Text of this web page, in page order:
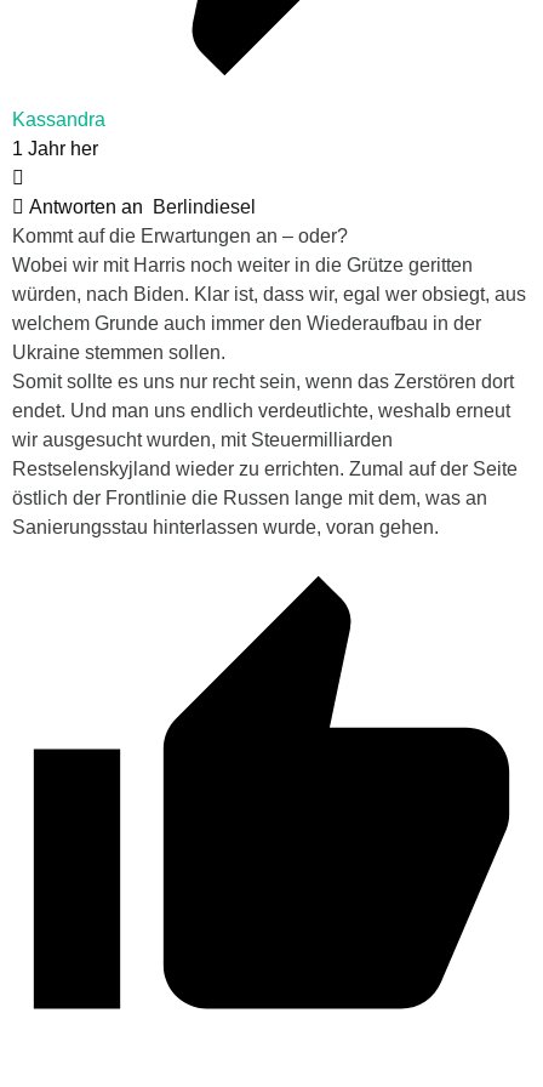
Kassandra
1 Jahr her
Antworten an
Berlindiesel
Kommt auf die Erwartungen an – oder?
Wobei wir mit Harris noch weiter in die Grütze geritten
würden, nach Biden. Klar ist, dass wir, egal wer obsiegt, aus
welchem Grunde auch immer den Wiederaufbau in der
Ukraine stemmen sollen.
Somit sollte es uns nur recht sein, wenn das Zerstören dort
endet. Und man uns endlich verdeutlichte, weshalb erneut
wir ausgesucht wurden, mit Steuermilliarden
Restselenskyjland wieder zu errichten. Zumal auf der Seite
östlich der Frontlinie die Russen lange mit dem, was an
Sanierungsstau hinterlassen wurde, voran gehen.